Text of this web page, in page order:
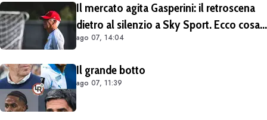
Il mercato agita Gasperini: il retroscena
dietro al silenzio a Sky Sport. Ecco cosa
è emerso dal meeting con la proprietà
ago 07, 14:04
Il grande botto
ago 07, 11:39